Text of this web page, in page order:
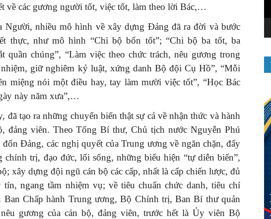
về các gương người tốt, việc tốt, làm theo lời Bác,…
Người, nhiều mô hình về xây dựng Đảng đã ra đời và bước
thực, như mô hình “Chi bộ bốn tốt”; “Chi bộ ba tốt, ba
quần chúng”, “Làm việc theo chức trách, nêu gương trong
nhiệm, giữ nghiêm kỷ luật, xứng danh Bộ đội Cụ Hồ”, “Mỗi
miệng nói một điều hay, tay làm mười việc tốt”, “Học Bác
này năm xưa”,…
đã tạo ra những chuyển biến thật sự cả về nhận thức và hành
đảng viên. Theo Tổng Bí thư, Chủ tịch nước Nguyễn Phú
Đảng, các nghị quyết của Trung ương về ngăn chặn, đẩy
trị, đạo đức, lối sống, những biểu hiện “tự diễn biến”,
xây dựng đội ngũ cán bộ các cấp, nhất là cấp chiến lược, đủ
ngang tầm nhiệm vụ; về tiêu chuẩn chức danh, tiêu chí
Ban Chấp hành Trung ương, Bộ Chính trị, Ban Bí thư quản
gương của cán bộ, đảng viên, trước hết là Ủy viên Bộ